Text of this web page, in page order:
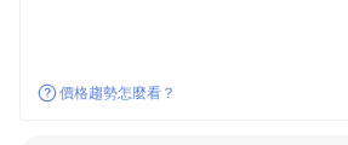
價格趨勢怎麼看？